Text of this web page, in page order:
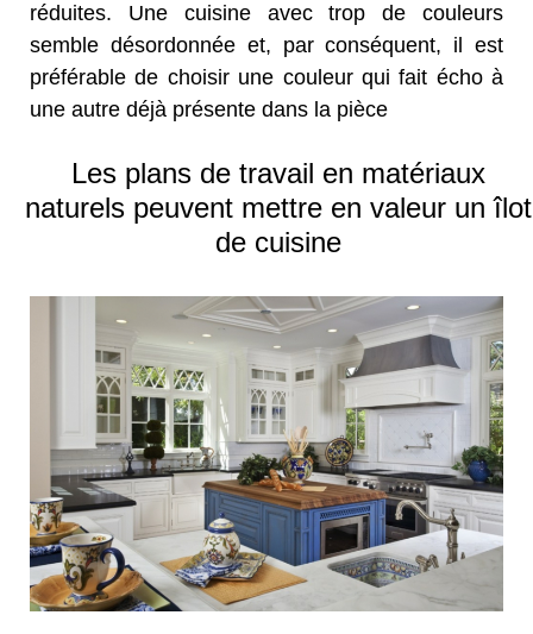
réduites. Une cuisine avec trop de couleurs
semble désordonnée et, par conséquent, il est
préférable de choisir une couleur qui fait écho à
une autre déjà présente dans la pièce
Les plans de travail en matériaux
naturels peuvent mettre en valeur un îlot
de cuisine